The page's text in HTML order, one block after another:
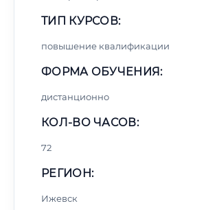
ТИП КУРСОВ:
повышение квалификации
ФОРМА ОБУЧЕНИЯ:
дистанционно
КОЛ-ВО ЧАСОВ:
72
РЕГИОН:
Ижевск